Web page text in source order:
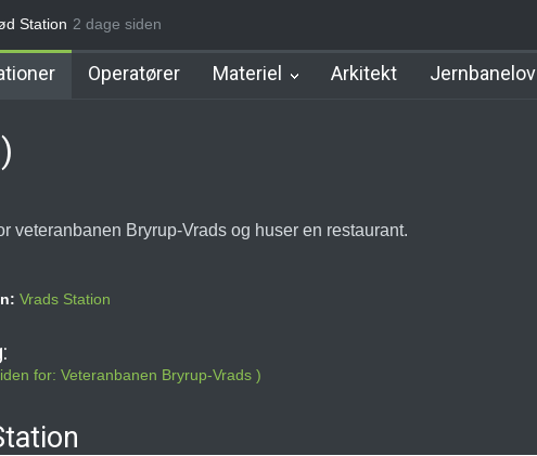
Station Favrholm Station
2 dage siden
Operatører Materiel Arkitekt Jernbanelov
veteranbanen Bryrup-Vrads og huser en restaurant.
Vrads Station
for: Veteranbanen Bryrup-Vrads )